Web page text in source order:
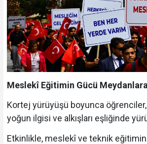
Meslekî Eğitimin Gücü Meydanlara
Kortej yürüyüşü boyunca öğrenciler,
yoğun ilgisi ve alkışları eşliğinde
Etkinlikle, meslekî ve teknik